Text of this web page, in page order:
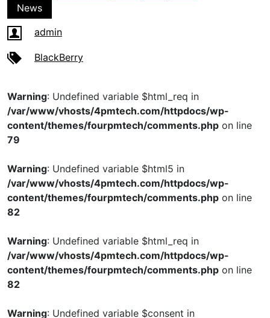
News
admin
BlackBerry
Warning: Undefined variable $html_req in
/var/www/vhosts/4pmtech.com/httpdocs/wp-
content/themes/fourpmtech/comments.php on line
79
Warning: Undefined variable $html5 in
/var/www/vhosts/4pmtech.com/httpdocs/wp-
content/themes/fourpmtech/comments.php on line
82
Warning: Undefined variable $html_req in
/var/www/vhosts/4pmtech.com/httpdocs/wp-
content/themes/fourpmtech/comments.php on line
82
Warning: Undefined variable $consent in